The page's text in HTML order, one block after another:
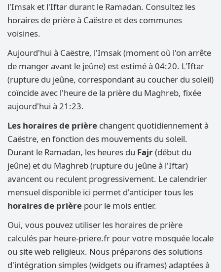
l'Imsak et l'Iftar durant le Ramadan. Consultez les
horaires de prière à Caëstre et des communes
voisines.
Aujourd'hui à Caëstre, l'Imsak (moment où l'on arrête
de manger avant le jeûne) est estimé à 04:20. L'Iftar
(rupture du jeûne, correspondant au coucher du soleil)
coïncide avec l'heure de la prière du Maghreb, fixée
aujourd'hui à 21:23.
Les horaires de prière changent quotidiennement à
Caëstre, en fonction des mouvements du soleil.
Durant le Ramadan, les heures du Fajr(début du
jeûne) et du Maghreb (rupture du jeûne à l'Iftar)
avancent ou reculent progressivement. Le calendrier
mensuel disponible ici permet d'anticiper tous les
horaires de prière pour le mois entier.
Oui, vous pouvez utiliser les horaires de prière
calculés par heure-priere.fr pour votre mosquée locale
ou site web religieux. Nous préparons des solutions
d'intégration simples (widgets ou iframes) adaptées à